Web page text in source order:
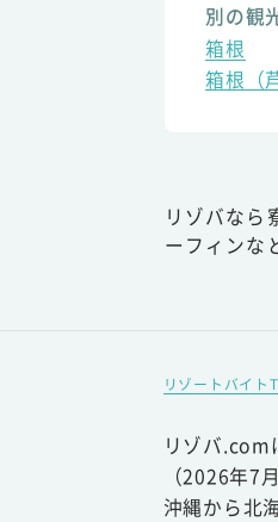
別の観
箱根
箱根（
リゾバなら
ーフィンな
リゾートバイト
リゾバ.com
（2026年7
沖縄から北